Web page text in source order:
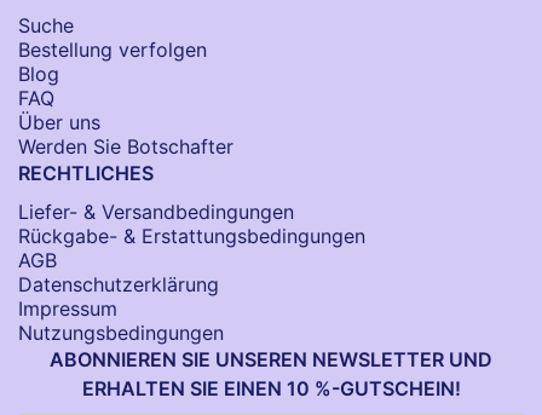
Suche
Bestellung verfolgen
Blog
FAQ
Über uns
Werden Sie Botschafter
RECHTLICHES
Liefer- & Versandbedingungen
Rückgabe- & Erstattungsbedingungen
AGB
Datenschutzerklärung
Impressum
Nutzungsbedingungen
ABONNIEREN SIE UNSEREN NEWSLETTER UND
ERHALTEN SIE EINEN 10 %-GUTSCHEIN!